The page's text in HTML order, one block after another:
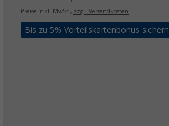
Preise inkl. MwSt., zzgl. Versandkosten
Bis zu 5% Vorteilskartenbonus sichern